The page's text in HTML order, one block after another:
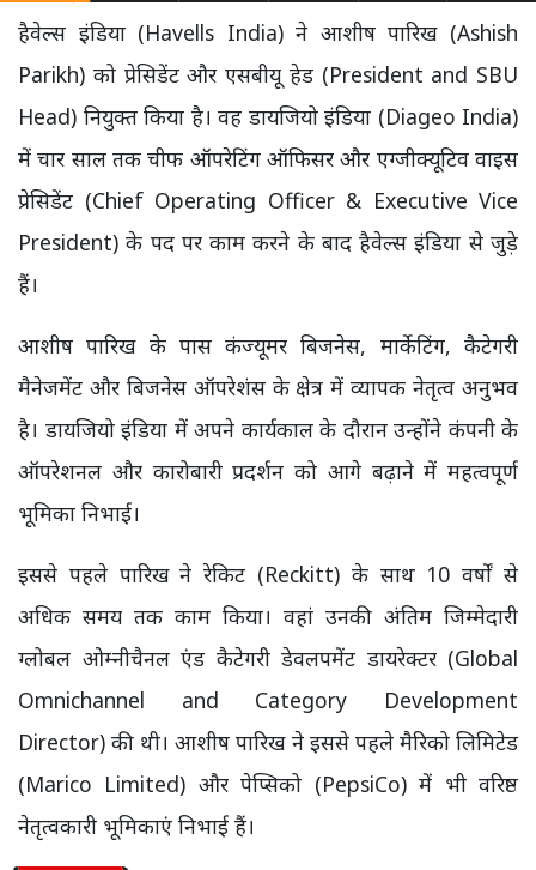
हैवेल्स इंडिया (Havells India) ने आशीष पारिख (Ashish
Parikh) को प्रेसिडेंट और एसबीयू हेड (President and SBU
Head) नियुक्त किया है। वह डायजियो इंडिया (Diageo India)
में चार साल तक चीफ ऑपरेटिंग ऑफिसर और एग्जीक्यूटिव वाइस
प्रेसिडेंट (Chief Operating Officer & Executive Vice
President) के पद पर काम करने के बाद हैवेल्स इंडिया से जुड़े
हैं।
आशीष पारिख के पास कंज्यूमर बिजनेस, मार्केटिंग, कैटेगरी
मैनेजमेंट और बिजनेस ऑपरेशंस के क्षेत्र में व्यापक नेतृत्व अनुभव
है। डायजियो इंडिया में अपने कार्यकाल के दौरान उन्होंने कंपनी के
ऑपरेशनल और कारोबारी प्रदर्शन को आगे बढ़ाने में महत्वपूर्ण
भूमिका निभाई।
इससे पहले पारिख ने रेकिट (Reckitt) के साथ 10 वर्षों से
अधिक समय तक काम किया। वहां उनकी अंतिम जिम्मेदारी
ग्लोबल ओम्नीचैनल एंड कैटेगरी डेवलपमेंट डायरेक्टर (Global
Omnichannel and Category Development
Director) की थी। आशीष पारिख ने इससे पहले मैरिको लिमिटेड
(Marico Limited) और पेप्सिको (PepsiCo) में भी वरिष्ठ
नेतृत्वकारी भूमिकाएं निभाई हैं।